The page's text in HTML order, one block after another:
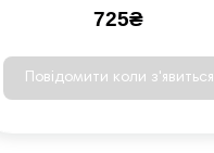
725₴
Повідомити коли з'явиться